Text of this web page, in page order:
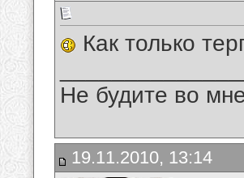
Как только
Не будите во
19.11.2010, 13:14